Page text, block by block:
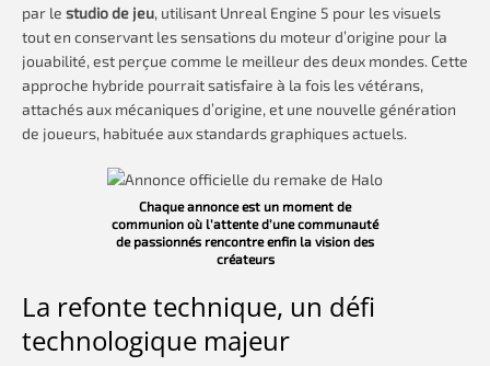
par le studio de jeu, utilisant Unreal Engine 5 pour les visuels
tout en conservant les sensations du moteur d’origine pour la
jouabilité, est perçue comme le meilleur des deux mondes. Cette
approche hybride pourrait satisfaire à la fois les vétérans,
attachés aux mécaniques d’origine, et une nouvelle génération
de joueurs, habituée aux standards graphiques actuels.
Chaque annonce est un moment de
communion où l’attente d’une communauté
de passionnés rencontre enfin la vision des
créateurs
La refonte technique, un défi
technologique majeur